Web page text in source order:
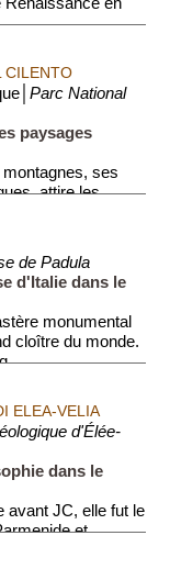
Renaissance en
CILENTO
Parc National
paysages
ses
attire les
de Padula
d'Italie dans le
monumental
cloître du monde.
ELEA-VELIA
d'Élée-
dans le
avant JC, elle fut le
et